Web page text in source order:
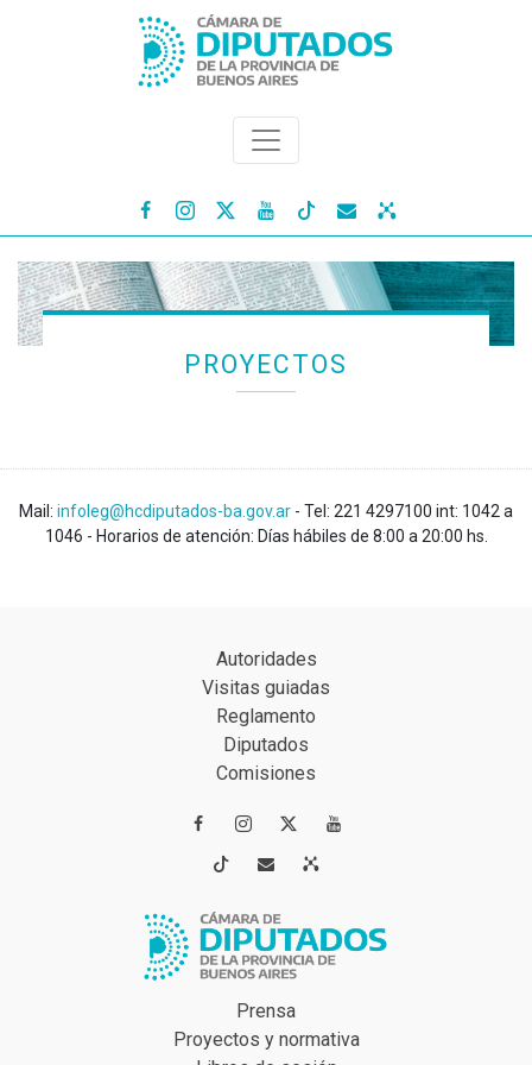
   
PROYECTOS
Mail: infoleg@hcdiputados-ba.gov.ar - Tel: 221 4297100 int: 1042 a
1046 - Horarios de atención: Días hábiles de 8:00 a 20:00 hs.
Autoridades
Visitas guiadas
Reglamento
Diputados
Comisiones
 
 
Prensa
Proyectos y normativa